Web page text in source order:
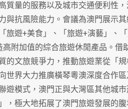
質量的服務以及城市交通便利性
與抗風險能力。會議為澳門展示
旅遊+美食」、「旅遊+演藝」、
附加值的綜合旅遊休閒產品。借
的文旅競爭力，推動旅遊業從「
世界大力推廣橫琴粵澳深度合作
遊模式，澳門正與大灣區其他城
極大地拓展了澳門旅遊發展的腹